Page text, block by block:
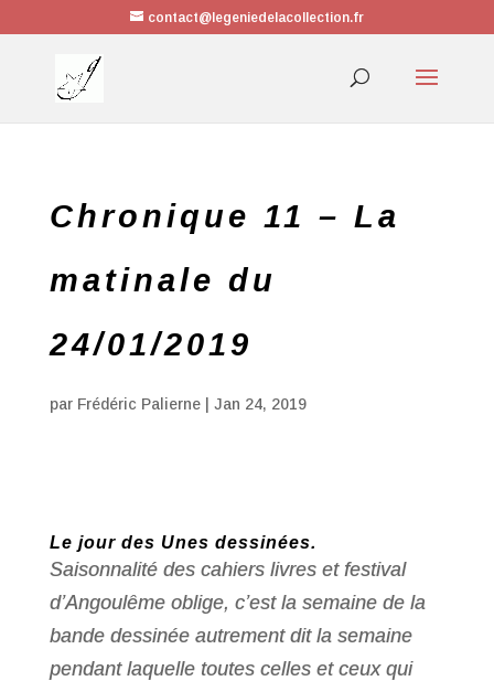
contact@legeniedelacollection.fr
Chronique 11 – La
matinale du
24/01/2019
par Frédéric Palierne| Jan 24, 2019
Le jour des Unes dessinées.
Saisonnalité des cahiers livres et festival
d’Angoulême oblige, c’est la semaine de la
bande dessinée autrement dit la semaine
pendant laquelle toutes celles et ceux qui